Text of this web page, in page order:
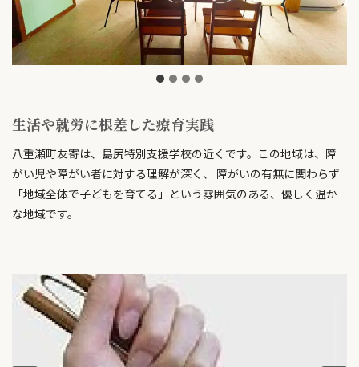
生活や就労に根差した療育実践
八重瀬町友寄は、島尻特別支援学校の近くです。この地域は、障
がい児や障がい者に対する理解が深く、 障がいの有無に関わらず
「地域全体で子どもを育てる」という雰囲気のある、優しく温か
な地域です。